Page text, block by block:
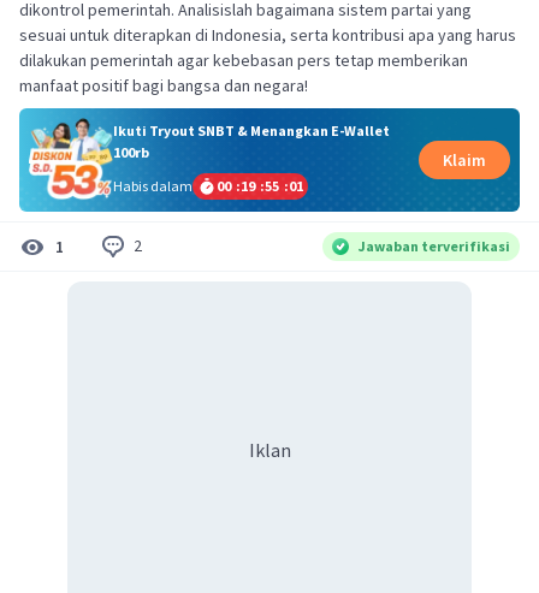
dikontrol pemerintah. Analisislah bagaimana sistem partai yang
sesuai untuk diterapkan di Indonesia, serta kontribusi apa yang harus
dilakukan pemerintah agar kebebasan pers tetap memberikan
manfaat positif bagi bangsa dan negara!
Ikuti Tryout SNBT & Menangkan E-Wallet
100rb
Habis dalam
00 :19 :55 :01
Klaim
1 2 Jawaban terverifikasi
Iklan